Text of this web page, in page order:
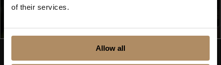
of their services.
Allow all